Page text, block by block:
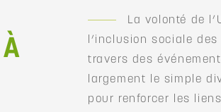
La volonté de
l’inclusion sociale
travers des
largement le simple
pour renforcer les